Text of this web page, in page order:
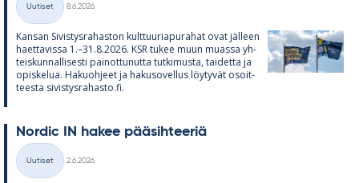
Kategoriat
Uutiset
8.6.2026
Kan­san Si­vis­tys­ra­has­ton kult­tuu­ria­pu­ra­hat ovat jäl­leen
haet­ta­vissa 1.–31.8.2026. KSR tu­kee muun muassa yh­
teis­kun­nal­li­sesti pai­not­tu­nutta tut­ki­musta, tai­detta ja
opis­ke­lua. Ha­kuoh­jeet ja ha­kuso­vel­lus löy­ty­vät osoit­
teesta si­vis­tys­ra­hasto.fi.
Nor­dic IN ha­kee pää­sih­tee­riä
Kategoriat
Uutiset
2.6.2026